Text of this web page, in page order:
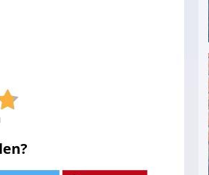
(58) verzweifelt: Unbekannte